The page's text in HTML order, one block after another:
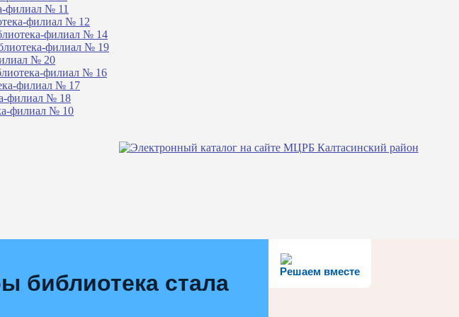
филиал № 11
филиал № 12
филиал № 14
филиал № 19
№ 20
филиал № 16
филиал № 17
филиал № 18
филиал № 10
Решаем вместе
библиотека стала